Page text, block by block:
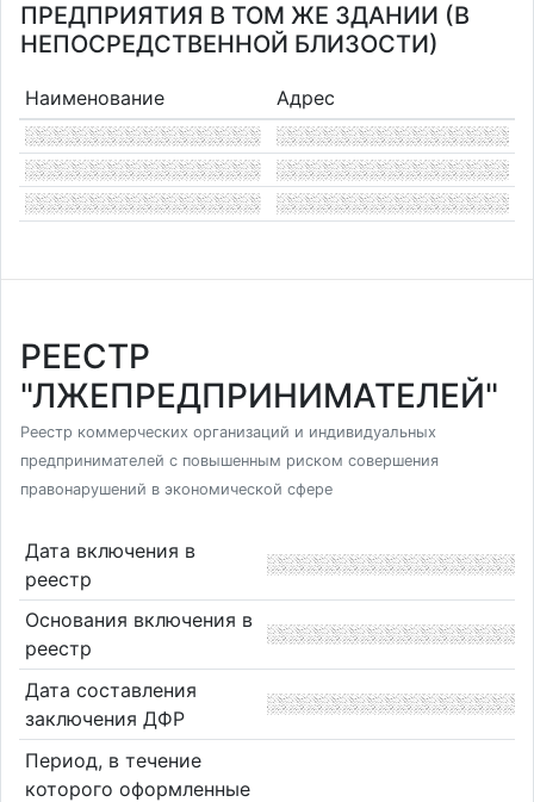
ПРЕДПРИЯТИЯ В ТОМ ЖЕ ЗДАНИИ (В
НЕПОСРЕДСТВЕННОЙ БЛИЗОСТИ)
Наименование Адрес
РЕЕСТР
"ЛЖЕПРЕДПРИНИМАТЕЛЕЙ"
Реестр коммерческих организаций и индивидуальных
предпринимателей с повышенным риском совершения
правонарушений в экономической сфере
Дата включения в
реестр
Основания включения в
реестр
Дата составления
заключения ДФР
Период, в течение
которого оформленные